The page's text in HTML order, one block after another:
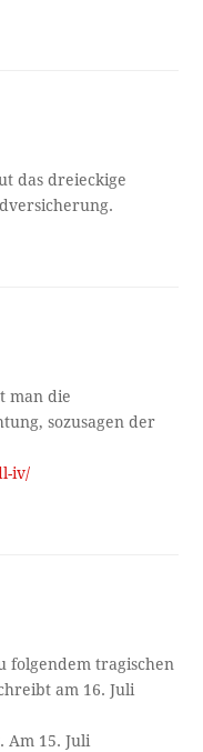
das dreieckige
man die
sozusagen der
iv/
folgendem tragischen
am 16. Juli
Am 15. Juli